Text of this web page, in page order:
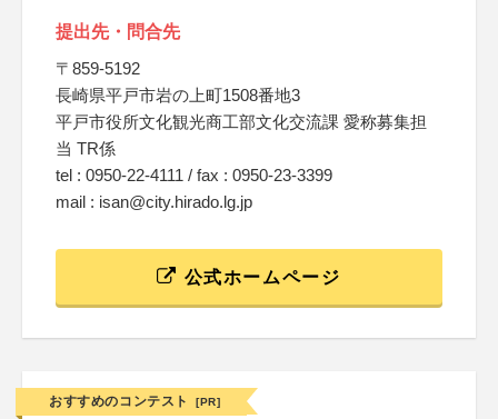
提出先・問合先
〒859-5192
長崎県平戸市岩の上町1508番地3
平戸市役所文化観光商工部文化交流課 愛称募集担
当 TR係
tel : 0950-22-4111 / fax : 0950-23-3399
mail : isan@city.hirado.lg.jp
公式ホームページ
おすすめのコンテスト [PR]